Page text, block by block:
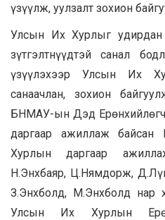
үзүүлж, уулзалт зохион
Улсын Их Хурлыг удирдан
зүтгэлтнүүдтэй санал
үзүүлэхээр Улсын Их
санаачлан, зохион
БНМАУ-ын Дэд
даргаар ажиллаж байсан
Хурлын даргаар
Н.Энхбаяр, Ц.Нямдорж,
З.Энхболд, М.Энхболд
Улсын Их Хурлын